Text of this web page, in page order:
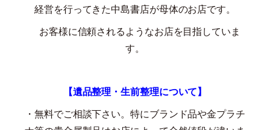
経営を行ってきた中島書店が母体のお店です。
お客様に信頼されるようなお店を目指していま
す。
【遺品整理・生前整理について】
・無料でご相談下さい。特にブランド品や金プラチ